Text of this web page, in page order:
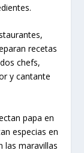
recetas
chefs,
y cantante
papa en
especias en
las maravillas